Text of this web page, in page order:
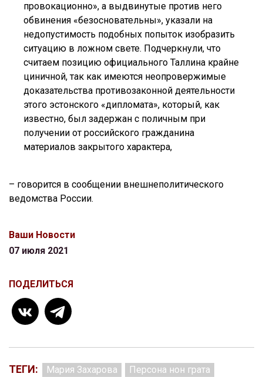
провокационно», а выдвинутые против него
обвинения «безосновательны», указали на
недопустимость подобных попыток изобразить
ситуацию в ложном свете. Подчеркнули, что
считаем позицию официального Таллина крайне
циничной, так как имеются неопровержимые
доказательства противозаконной деятельности
этого эстонского «дипломата», который, как
известно, был задержан с поличным при
получении от российского гражданина
материалов закрытого характера,
– говорится в сообщении внешнеполитического
ведомства России.
Ваши Новости
07 июля 2021
ПОДЕЛИТЬСЯ
ТЕГИ: Мария Захарова
Персона нон грата